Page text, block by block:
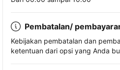
Pembatalan/
Kebijakan pembatalan dan
ketentuan dari opsi yang Anda